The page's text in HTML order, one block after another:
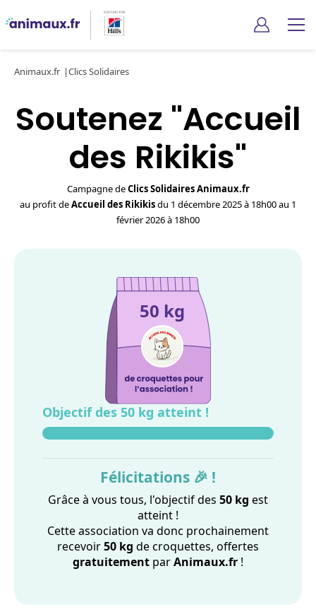
Animaux.fr Clics Solidaires
Soutenez "Accueil
des Rikikis"
Campagne deClics Solidaires Animaux.fr
au profit deAccueil des Rikikisdu 1 décembre 2025 à 18h00 au 1
février 2026 à 18h00
50 kg
Objectif des 50 kg atteint !
Félicitations 🎉 !
Grâce à vous tous, l'objectif des 50 kg est
atteint !
Cette association va donc prochainement
recevoir50 kg de croquettes, offertes
gratuitement parAnimaux.fr !